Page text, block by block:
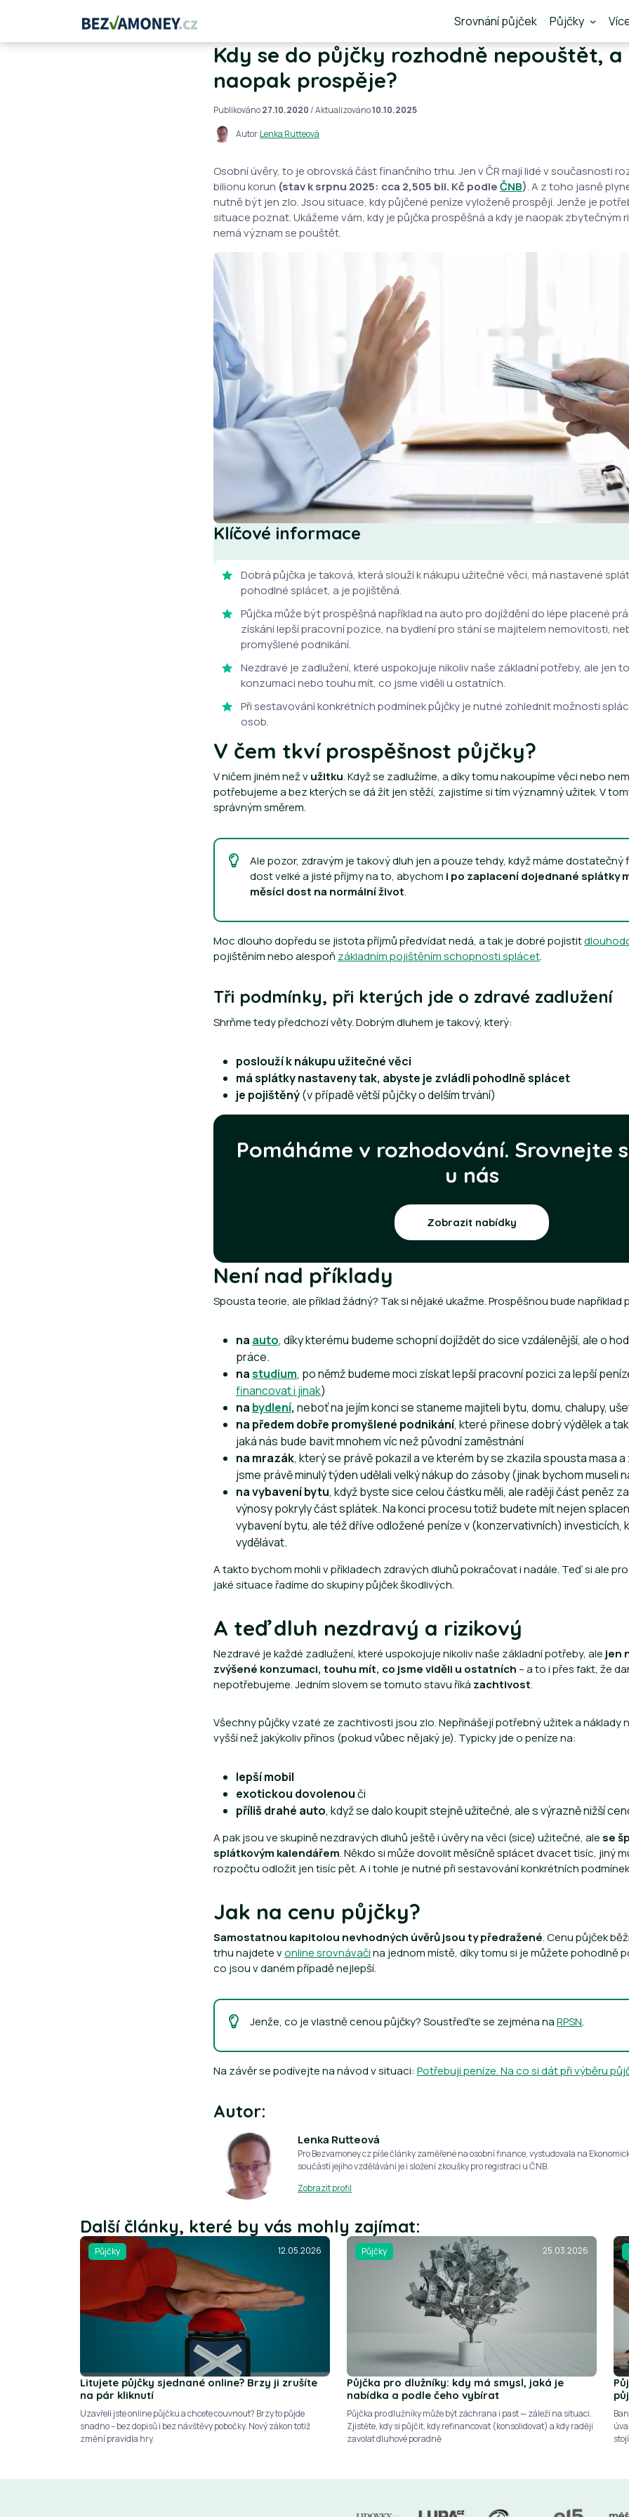
Srovnání půjček Půjčky
Kdy se do půjčky rozhodně nepouštět,
naopak prospěje?
Publikováno27.10.2020/ Aktualizováno10.10.2025
Autor:Lenka Rutteová
Osobní úvěry, to je obrovská část finančního trhu. Jen v ČR mají lidé v současnosti
bilionu korun (stav k srpnu 2025: cca 2,505 bil. Kč podleČNB). A z toho jasně
nutně být jen zlo. Jsou situace, kdy půjčené peníze vyloženě prospějí. Jenže je
situace poznat. Ukážeme vám, kdy je půjčka prospěšná a kdy je naopak zbytečným
nemá význam se pouštět.
Klíčové informace
Dobrá půjčka je taková, která slouží k nákupu užitečné věci, má nastavené
pohodlné splácet, a je pojištěná.
Půjčka může být prospěšná například na auto pro dojíždění do lépe placené
získání lepší pracovní pozice, na bydlení pro stání se majitelem nemovitosti,
promyšlené podnikání.
Nezdravé je zadlužení, které uspokojuje nikoliv naše základní potřeby, ale jen
konzumaci nebo touhu mít, co jsme viděli u ostatních.
Při sestavování konkrétních podmínek půjčky je nutné zohlednit možnosti
osob.
V čem tkví prospěšnost půjčky?
V ničem jiném než vužitku. Když se zadlužíme, a díky tomu nakoupíme věci nebo
potřebujeme a bez kterých se dá žít jen stěží, zajistíme si tím významný užitek. V
správným směrem.
Ale pozor, zdravým je takový dluh jen a pouze tehdy, když máme dostatečný
dost velké a jisté příjmy na to, abychom i po zaplacení dojednané splátky
měsíci dost na normální život.
Moc dlouho dopředu se jistota příjmů předvídat nedá, a tak je dobré pojistit
pojištěním nebo alespoň základním pojištěním schopnosti splácet.
Tři podmínky, při kterých jde o zdravé zadlužení
Shrňme tedy předchozí věty. Dobrým dluhem je takový, který:
poslouží k nákupu užitečné věci
má splátky nastaveny tak, abyste je zvládli pohodlně splácet
je pojištěný(v případě větší půjčky o delším trvání)
Pomáháme v rozhodování. Srovnejte
u nás
Zobrazit nabídky
Není nad příklady
Spousta teorie, ale příklad žádný? Tak si nějaké ukažme. Prospěšnou bude například
na auto, díky kterému budeme schopní dojíždět do sice vzdálenější, ale o
práce.
nastudium, po němž budeme moci získat lepší pracovní pozici za lepší
financovat i jinak)
na bydlení, neboť na jejím konci se staneme majiteli bytu, domu, chalupy,
na předem dobře promyšlené podnikání, které přinese dobrý výdělek a
jaká nás bude bavit mnohem víc než původní zaměstnání
na mrazák, který se právě pokazil a ve kterém by se zkazila spousta masa
jsme právě minulý týden udělali velký nákup do zásoby (jinak bychom museli
na vybavení bytu, když byste sice celou částku měli, ale raději část peněz
výnosy pokryly část splátek. Na konci procesu totiž budete mít nejen
vybavení bytu, ale též dříve odložené peníze v (konzervativních) investicích,
vydělávat.
A takto bychom mohli v příkladech zdravých dluhů pokračovat i nadále. Teď si ale
jaké situace řadíme do skupiny půjček škodlivých.
A teď dluh nezdravý a rizikový
Nezdravé je každé zadlužení, které uspokojuje nikoliv naše základní potřeby, ale jen
zvýšené konzumaci, touhu mít, co jsme viděli u ostatních – a to i přes fakt, že
nepotřebujeme. Jedním slovem se tomuto stavu říká zachtivost.
Všechny půjčky vzaté ze zachtivosti jsou zlo. Nepřinášejí potřebný užitek a náklady
vyšší než jakýkoliv přínos (pokud vůbec nějaký je). Typicky jde o peníze na:
lepší mobil
exotickou dovolenouči
příliš drahé auto, když se dalo koupit stejně užitečné, ale s výrazně nižší
A pak jsou ve skupině nezdravých dluhů ještě i úvěry na věci (sice) užitečné, ale se
splátkovým kalendářem. Někdo si může dovolit měsíčně splácet dvacet tisíc, jiný
rozpočtu odložit jen tisíc pět. A i tohle je nutné při sestavování konkrétních
Jak na cenu půjčky?
Samostatnou kapitolou nevhodných úvěrů jsou ty předražené. Cenu půjček
trhu najdete vonline srovnávačina jednom místě, díky tomu si je můžete pohodlně
co jsou v daném případě nejlepší.
Jenže, co je vlastně cenou půjčky? Soustřeďte se zejména naRPSN.
Na závěr se podívejte na návod v situaci: Potřebuji peníze. Na co si dát při výběru
Autor:
Lenka Rutteová
Pro Bezvamoney.cz píše články zaměřené na osobní finance, vystudovala na
součástí jejího vzdělávání je i složení zkoušky pro registraci u ČNB.
Zobrazit profil
Další články, které by vás mohly zajímat:
Půjčky 12.05.2026
Litujete půjčky sjednané online? Brzy ji zrušíte
na pár kliknutí
Uzavřeli jste online půjčku a chcete couvnout? Brzy to půjde
snadno – bez dopisů i bez návštěvy pobočky. Nový zákon totiž
změní pravidla hry.
Půjčky 25.03.2026
Půjčka pro dlužníky: kdy má smysl, jaká je
nabídka a podle čeho vybírat
Půjčka pro dlužníky může být záchrana i past — záleží na situaci.
Zjistěte, kdy si půjčit, kdy refinancovat (konsolidovat) a kdy raději
zavolat dluhové poradně